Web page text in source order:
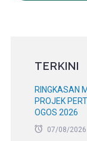
TERKINI
RINGKASAN
PROJEK
OGOS 2026
07/08/2026